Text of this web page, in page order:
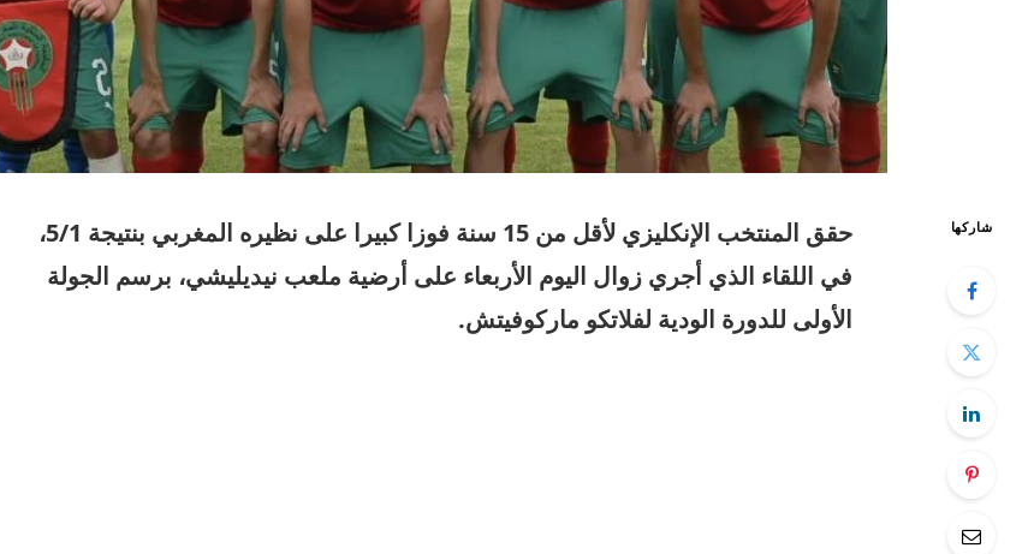
شاركها
حقق المنتخب الإنكليزي لأقل من 15 سنة فوزا كبيرا على نظيره المغربي بنتيجة 5/1،
في اللقاء الذي أجري زوال اليوم الأربعاء على أرضية ملعب نيديليشي، برسم الجولة
الأولى للدورة الودية لفلاتكو ماركوفيتش.